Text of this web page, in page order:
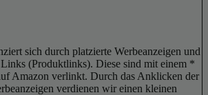
sich durch platzierte Werbeanzeigen und
(Produktlinks). Diese sind mit einem *
Amazon verlinkt. Durch das Anklicken der
verdienen wir einen kleinen